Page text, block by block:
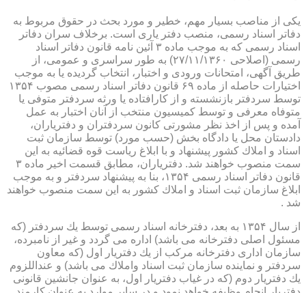
یكی از مناصب بسیار مهم، خطیر و مورد بحث در حقوق مربوط به
دفاتر اسناد رسمی، منصب دفتر یاری است. برخلاف سران دفاتر
اسناد رسمی كه به موجب ماده ۳ آئین نامه قانون دفاتر اسناد
رسمی (اصلاحی ۲۷/۱۱/۱۳۶۰) به طور سراسری و عمومی، از
طریق آگهی، امتحانات ورودی و اختبار، انتخاب گردیده یا به موجب
اختیارات حاصله از ماده ۶۹ قانون دفاتر اسناد رسمی مصوب ۱۳۵۴
توسط سردفتر بازنشسته و از كارافتاده یا ورثه سردفتر متوفی یا
متوفاه معرفی و توسط كمیسیون منتخب از آنان اختبار به عمل
آمده و پس از اخذ نظر مشورتی كانون سردفتران و دفتریاران،
دادستان محل یا دادگاه بخش (حسب مورد) توسط سازمان ثبت
اسناد و املاك كشور پیشنهاد و با ابلاغ ریاست قوه قضائیه به این
سمت منصوب خواهند شد. دفتریاران، مطابق قسمت اخیر ماده ۳
قانون دفاتر اسناد رسمی ۱۳۵۴، بنا به پیشنهاد سردفتر و به موجب
ابلاغ سازمان ثبت اسناد و املاك كشور به این سمت منصوب خواهند
شد .
از سال ۱۳۵۴ به بعد، دفترخانه اسناد رسمی توسط یك سردفتر (كه
مسئول اصلی دفترخانه می باشد) اداره می گردد و غیر از نامبرده،
سازمان اداری دفترخانه مركب از یك دفتریار اول (كه معاون
سردفتر و نماینده سازمان ثبت اسناد واملاك می باشد) و عنداللزوم
یك دفتریار دوم (كه در غیاب دفتریار اول، به عنوان جانشین قانونی